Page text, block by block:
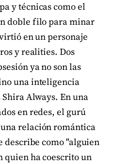
y técnicas como el
doble filo para minar
en un personaje
y realities. Dos
ya no son las
una inteligencia
Always. En una
en redes, el gurú
relación romántica
describe como "alguien
quien ha coescrito un